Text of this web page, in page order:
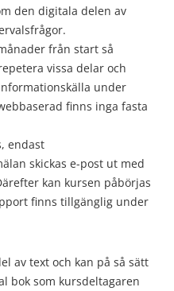
den digitala delen av
från start så
vissa delar och
under
finns inga fasta
endast
skickas e-post ut med
kan kursen påbörjas
finns tillgänglig under
av text och kan på så sätt
bok som kursdeltagaren